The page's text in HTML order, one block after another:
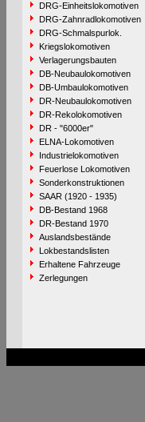
DRG-Einheitslokomotiven
DRG-Zahnradlokomotiven
DRG-Schmalspurlok.
Kriegslokomotiven
Verlagerungsbauten
DB-Neubaulokomotiven
DB-Umbaulokomotiven
DR-Neubaulokomotiven
DR-Rekolokomotiven
DR - "6000er"
ELNA-Lokomotiven
Industrielokomotiven
Feuerlose Lokomotiven
Sonderkonstruktionen
SAAR (1920 - 1935)
DB-Bestand 1968
DR-Bestand 1970
Auslandsbestände
Lokbestandslisten
Erhaltene Fahrzeuge
Zerlegungen